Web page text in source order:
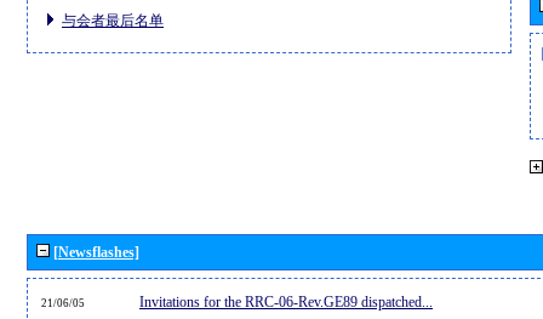
与会者最后名单
[Newsflashes]
21/06/05 Invitations for the RRC-06-Rev.GE89 dispatched...